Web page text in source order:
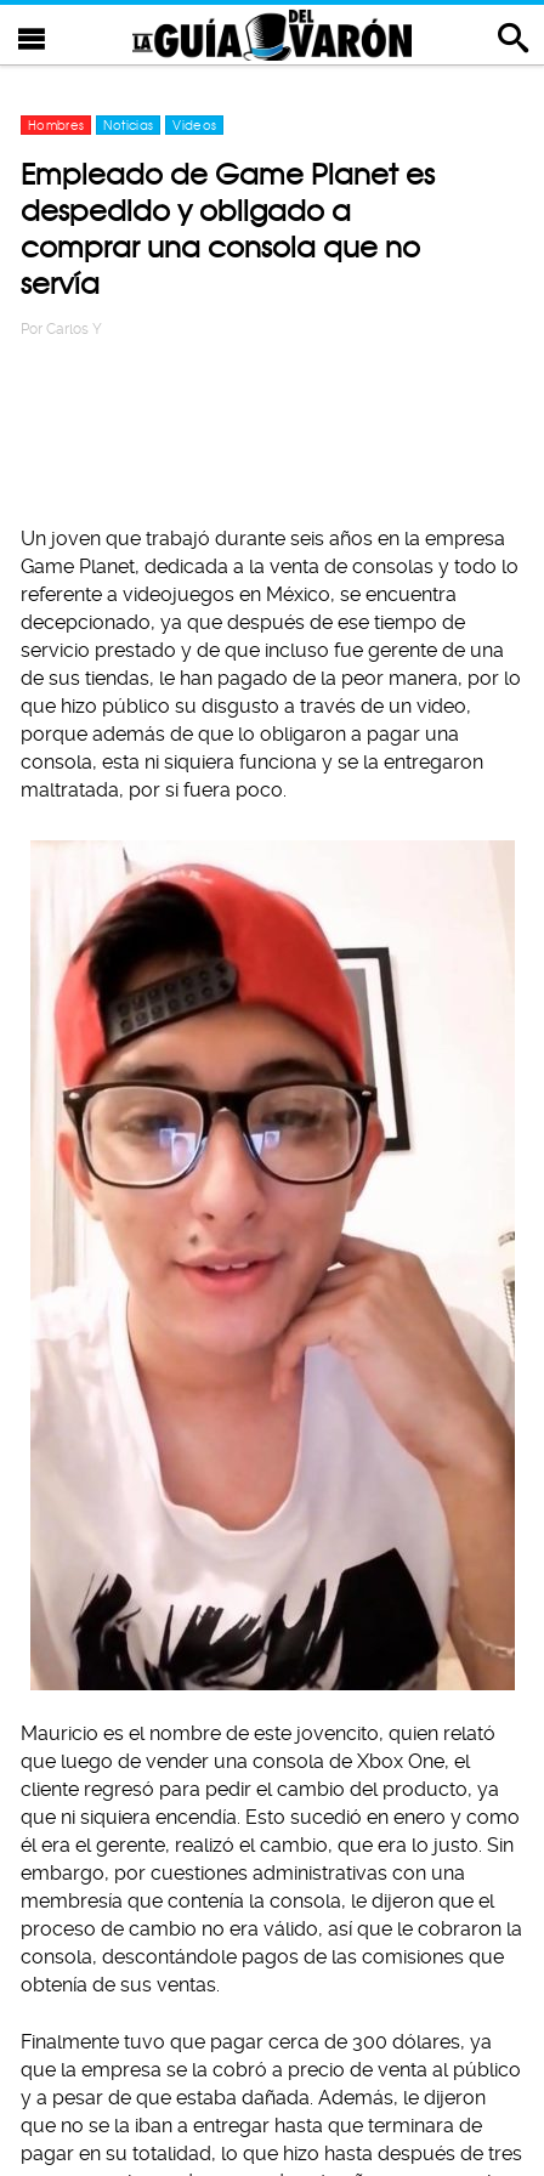
Hombres Noticias Videos
Empleado de Game Planet es
despedido y obligado a
comprar una consola que no
servía
Por Carlos Y
Un joven que trabajó durante seis años en la empresa
Game Planet, dedicada a la venta de consolas y todo lo
referente a videojuegos en México, se encuentra
decepcionado, ya que después de ese tiempo de
servicio prestado y de que incluso fue gerente de una
de sus tiendas, le han pagado de la peor manera, por lo
que hizo público su disgusto a través de un video,
porque además de que lo obligaron a pagar una
consola, esta ni siquiera funciona y se la entregaron
maltratada, por si fuera poco.
Mauricio es el nombre de este jovencito, quien relató
que luego de vender una consola de Xbox One, el
cliente regresó para pedir el cambio del producto, ya
que ni siquiera encendía. Esto sucedió en enero y como
él era el gerente, realizó el cambio, que era lo justo. Sin
embargo, por cuestiones administrativas con una
membresía que contenía la consola, le dijeron que el
proceso de cambio no era válido, así que le cobraron la
consola, descontándole pagos de las comisiones que
obtenía de sus ventas.
Finalmente tuvo que pagar cerca de 300 dólares, ya
que la empresa se la cobró a precio de venta al público
y a pesar de que estaba dañada. Además, le dijeron
que no se la iban a entregar hasta que terminara de
pagar en su totalidad, lo que hizo hasta después de tres